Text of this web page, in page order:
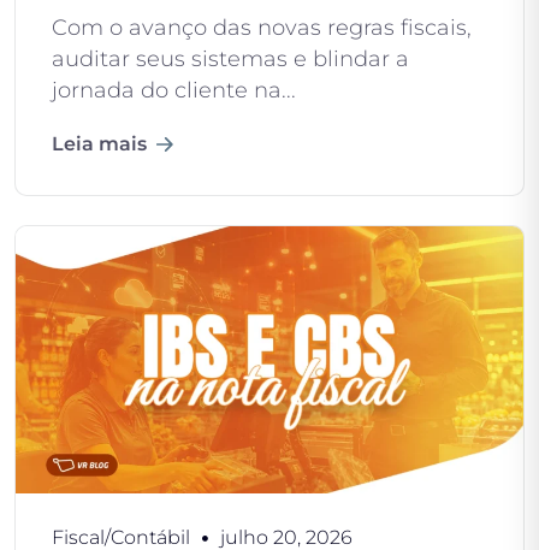
Com o avanço das novas regras fiscais,
auditar seus sistemas e blindar a
jornada do cliente na...
Leia mais
Fiscal/Contábil julho 20, 2026